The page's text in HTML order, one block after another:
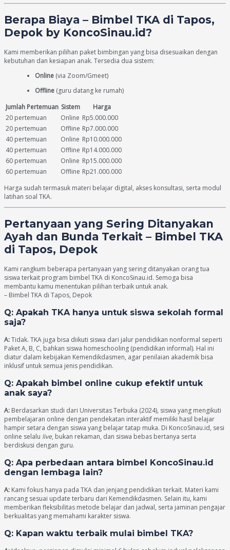
Berapa Biaya – Bimbel TKA di Tapos,
Depok by KoncoSinau.id?
Kami memberikan pilihan paket bimbingan yang bisa disesuaikan dengan
kebutuhan dan kesiapan anak. Tersedia dua sistem:
Online (via Zoom/Gmeet)
Offline (guru datang ke rumah)
Jumlah Pertemuan Sistem
Harga
20 pertemuan
Online Rp5.000.000
20 pertemuan
Offline Rp7.000.000
40 pertemuan
Online Rp10.000.000
40 pertemuan
Offline Rp14.000.000
60 pertemuan
Online Rp15.000.000
60 pertemuan
Offline Rp21.000.000
Harga sudah termasuk materi belajar digital, akses konsultasi, serta modul
latihan soal TKA.
Pertanyaan yang Sering Ditanyakan
Ayah dan Bunda Terkait – Bimbel TKA
di Tapos, Depok
Kami rangkum beberapa pertanyaan yang sering ditanyakan orang tua
siswa terkait program bimbel TKA di KoncoSinau.id. Semoga bisa
membantu kamu menentukan pilihan terbaik untuk anak.
– Bimbel TKA di Tapos, Depok
Q: Apakah TKA hanya untuk siswa sekolah formal
saja?
A:Tidak. TKA juga bisa diikuti siswa dari jalur pendidikan nonformal seperti
Paket A, B, C, bahkan siswa homeschooling (pendidikan informal). Hal ini
diatur dalam kebijakan Kemendikdasmen, agar penilaian akademik bisa
inklusif untuk semua jenis pendidikan.
Q: Apakah bimbel online cukup efektif untuk
anak saya?
A: Berdasarkan studi dari Universitas Terbuka (2024), siswa yang mengikuti
pembelajaran online dengan pendekatan interaktif memiliki hasil belajar
hampir setara dengan siswa yang belajar tatap muka. Di KoncoSinau.id, sesi
online selalu live, bukan rekaman, dan siswa bebas bertanya serta
berdiskusi dengan guru.
Q: Apa perbedaan antara bimbel KoncoSinau.id
dengan lembaga lain?
A: Kami fokus hanya pada TKA dan jenjang pendidikan terkait. Materi kami
rancang sesuai update terbaru dari Kemendikdasmen. Selain itu, kami
memberikan fleksibilitas metode belajar dan jadwal, serta jaminan pengajar
berkualitas yang memahami karakter siswa.
Q: Kapan waktu terbaik mulai bimbel TKA?